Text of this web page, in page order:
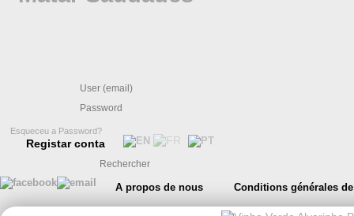
Esqueceu a Password?
Registar conta
A propos de nous Conditions générales